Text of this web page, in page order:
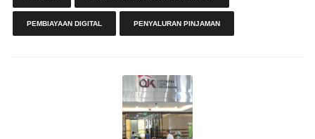
PEMBIAYAAN DIGITAL PENYALURAN PINJAMAN